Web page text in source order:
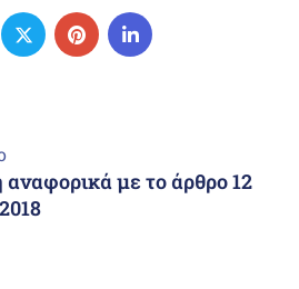
με το άρθρο 12